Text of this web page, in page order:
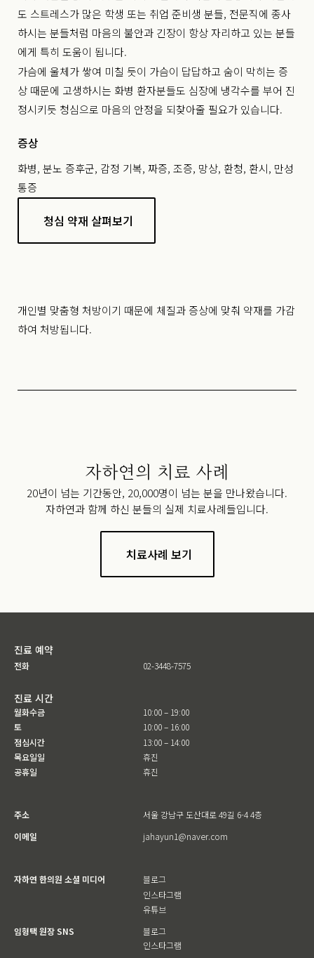
도 스트레스가 많은 학생 또는 취업 준비생 분들, 전문직에 종사
하시는 분들처럼 마음의 불안과 긴장이 항상 자리하고 있는 분들
에게 특히 도움이 됩니다.
가슴에 울체가 쌓여 미칠 듯이 가슴이 답답하고 숨이 막히는 증
상 때문에 고생하시는 화병 환자분들도 심장에 냉각수를 부어 진
정시키듯 청심으로 마음의 안정을 되찾아줄 필요가 있습니다.
증상
화병, 분노 증후군, 감정 기복, 짜증, 조증, 망상, 환청, 환시, 만성
통증
청심 약재 살펴보기
개인별 맞춤형 처방이기 때문에 체질과 증상에 맞춰 약재를 가감
하여 처방됩니다.
자하연의 치료 사례
20년이 넘는 기간동안, 20,000명이 넘는 분을 만나왔습니다.
자하연과 함께 하신 분들의 실제 치료사례들입니다.
치료사례 보기
진료 예약
전화 02-3448-7575
진료 시간
월화수금
토
점심시간
목요일일
공휴일
10:00 – 19:00
10:00 – 16:00
13:00 – 14:00
휴진
휴진
주소
서울 강남구 도산대로 49길 6-4 4층
이메일
jahayun1@naver.com
자하연 한의원 소셜 미디어
블로그
인스타그램
유튜브
임형택 원장 SNS
블로그
인스타그램